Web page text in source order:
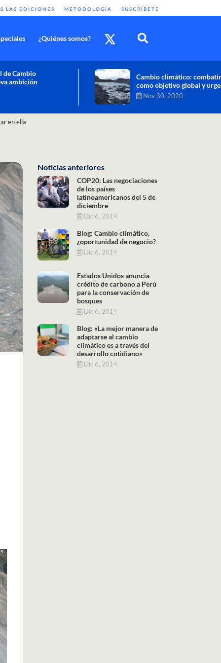
LAS EDICIONES METODOLOGÍA SUSCRÍBETE
¿Quiénes somos?
Cambio climático: combatir sus efectos
como objetivo global y urgente
en ella
Noticias anteriores
COP20: Las negociaciones
de los países
latinoamericanos del 5 de
diciembre
Dic 6, 2014
Blog: Cambio climático,
¿oportunidad de negocio?
Dic 6, 2014
Estados Unidos anuncia
crédito de carbono a Perú
para la conservación de
bosques
Dic 6, 2014
Blog: «La mejor manera de
adaptarse al cambio
climático es a través del
desarrollo cotidiano»
Dic 6, 2014